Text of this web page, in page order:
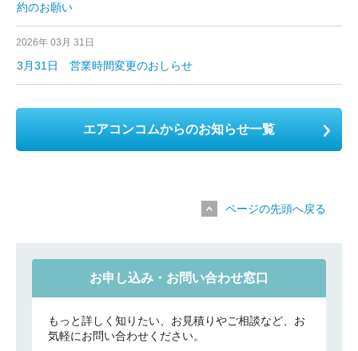
約のお願い
2026年 03月 31日
3月31日 営業時間変更のおしらせ
エアコンコムからのお知らせ一覧
ページの先頭へ戻る
お申し込み・お問い合わせ窓口
もっと詳しく知りたい、お見積りやご相談など、お
気軽にお問い合わせください。